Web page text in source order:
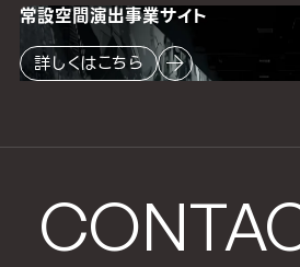
常設空間演出事業サイト
詳しくはこちら